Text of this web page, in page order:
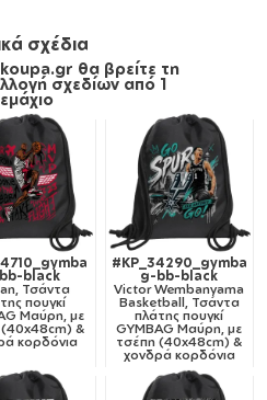
σχέδια
θα βρείτε τη
σχεδίων από 1
black
Τσάντα
πουγκί
Μαύρη, με
&
κορδόνια
#KP_34290_gymba
g-bb-black
Victor Wembanyama
Basketball, Τσάντα
πλάτης πουγκί
GYMBAG Μαύρη, με
τσέπη (40x48cm) &
χονδρά κορδόνια